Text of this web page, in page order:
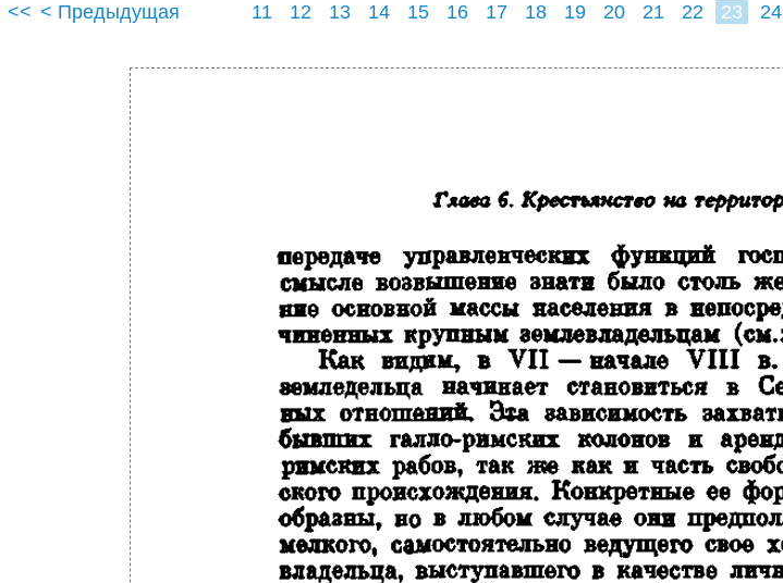
<< < Предыдущая 11 12 13 14 15 16 17 18 19 20 21 22 23 24